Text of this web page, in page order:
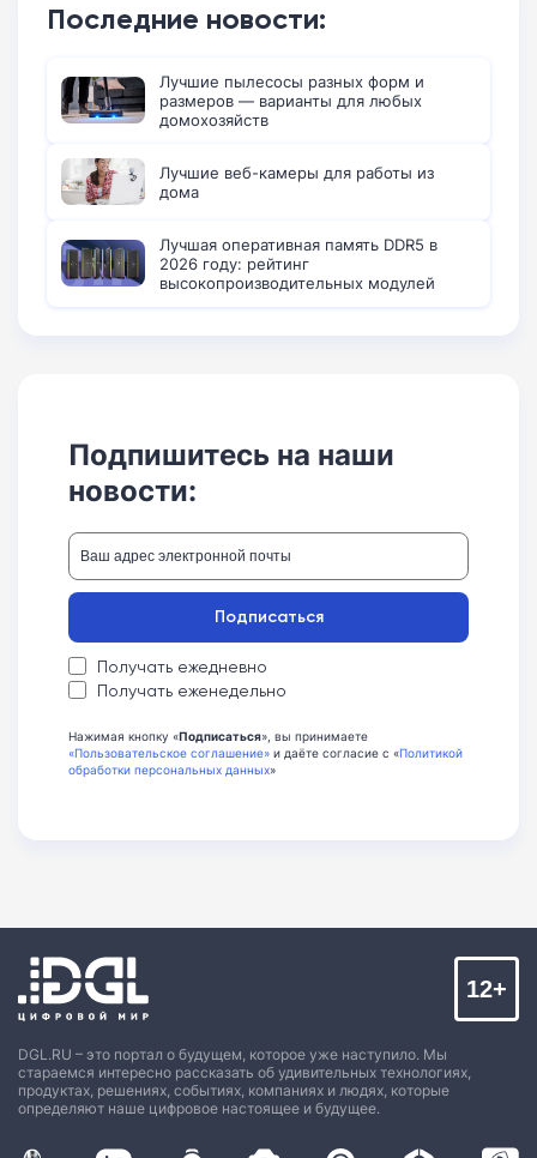
Последние новости:
Лучшие пылесосы разных форм и
размеров — варианты для любых
домохозяйств
Лучшие веб-камеры для работы из
дома
Лучшая оперативная память DDR5 в
2026 году: рейтинг
высокопроизводительных модулей
Подпишитесь на наши
новости:
Получать ежедневно
Получать еженедельно
Подписаться
Нажимая кнопку «Подписаться», вы принимаете
«Пользовательское соглашение» и даёте согласие с «Политикой
обработки персональных данных»
DGL.RU – это портал о будущем, которое уже наступило. Мы
стараемся интересно рассказать об удивительных технологиях,
продуктах, решениях, событиях, компаниях и людях, которые
определяют наше цифровое настоящее и будущее.
12+